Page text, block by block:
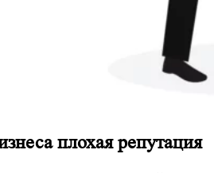
плохая репутация